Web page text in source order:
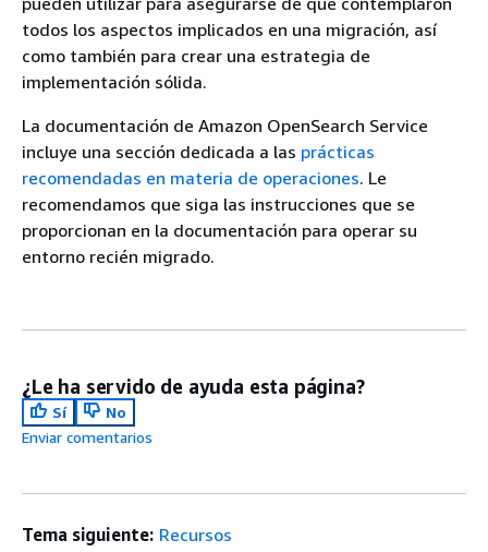
todos los aspectos implicados en una migración, así
como también para crear una estrategia de
implementación sólida.
La documentación de Amazon OpenSearch Service
incluye una sección dedicada a las prácticas
recomendadas en materia de operaciones. Le
recomendamos que siga las instrucciones que se
proporcionan en la documentación para operar su
entorno recién migrado.
¿Le ha servido de ayuda esta página?
Sí
No
Enviar comentarios
Tema siguiente: Recursos